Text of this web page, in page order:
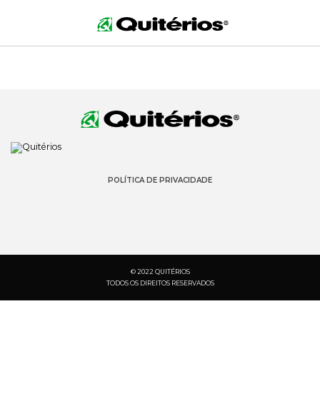
POLÍTICA DE PRIVACIDADE
© 2022 QUITÉRIOS
TODOS OS DIREITOS RESERVADOS